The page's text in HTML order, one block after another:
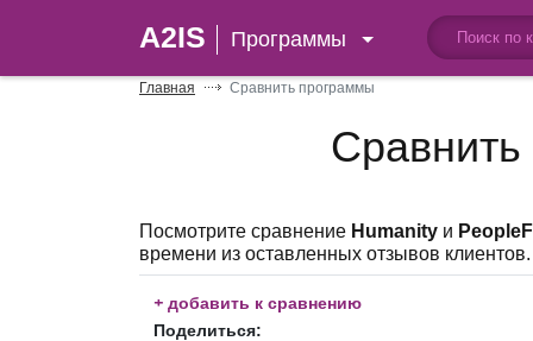
A2IS Программы
Главная Сравнить программы
Посмотрите сравнение Humanity и
времени из оставленных отзывов клиентов.
+ добавить к сравнению
Поделиться: